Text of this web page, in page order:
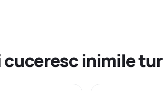
cuceresc inimile